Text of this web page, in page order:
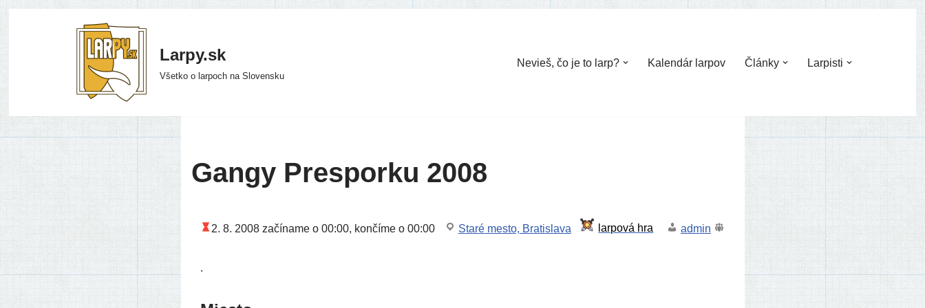
Larpy.sk
Všetko o larpoch na Slovensku
Nevieš, čo je to larp? Kalendár larpov Články Larpisti
Gangy Presporku 2008
2. 8. 2008 začí­na­me o 00:00, kon­čí­me o 00:00 Staré mes­to, Bratislava admin
.